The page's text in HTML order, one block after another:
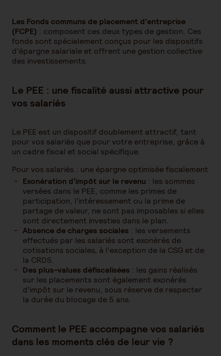
Les Fonds communs de placement d’entreprise
(FCPE) : composent ces deux types de gestion. Ces
fonds sont spécialement conçus pour les dispositifs
d’épargne salariale et offrent une gestion collective
des investissements.
Le PEE : une fiscalité aussi attractive pour
vos salariés
Le PEE est un dispositif doublement attractif, tant
pour vos salariés que pour votre entreprise, grâce à
un cadre fiscal et social spécifique.
Pour vos salariés : une épargne optimisée fiscalement
Exonération d’impôt sur le revenu : les sommes
versées dans le PEE, comme les primes de
participation, l’intéressement ou la prime de
partage de valeur, ne sont pas imposables si elles
sont directement investies dans le plan.
Absence de charges sociales : les versements
effectués par les salariés sont exonérés de
cotisations sociales, à l’exception de la CSG et de
la CRDS.
Des plus-values défiscalisées : les gains réalisés
sur les placements sont également exonérés
d’impôt sur le revenu, sous réserve de respecter
la durée du blocage de 5 ans.
Comment le PEE accompagne vos salariés
dans les moments clés de leur vie ?